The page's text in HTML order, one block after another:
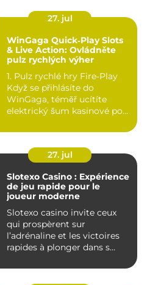
27. jul
WinGaga Quick‑Play Slots
& Live Action: Ovládněte
pulz rychlých výher
1. Pulz rychlé hry Fire‑Play
Když se přihlásíte do
WinGaga, téměř ucítíte
elektrický šum kasinové po...
27. jul
Slotexo Casino : Expérience
de jeu rapide pour le
joueur moderne
Slotexo casino invite ceux
qui prospèrent sur
l’adrénaline et les victoires
rapides à plonger dans s...